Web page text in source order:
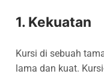
1. Kekuatan
Kursi di sebuah
lama dan kuat.